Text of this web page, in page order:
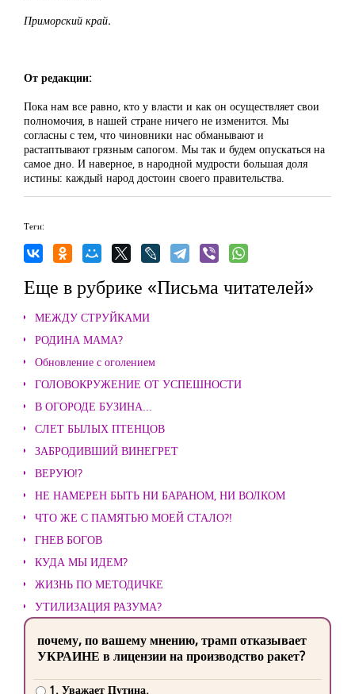
Приморский край.
От редакции:
Пока нам все равно, кто у власти и как он осуществляет свои
полномочия, в нашей стране ничего не изменится. Мы
согласны с тем, что чиновники нас обманывают и
растаптывают грязным сапогом. Мы так и будем опускаться на
самое дно. И наверное, в народной мудрости большая доля
истины: каждый народ достоин своего правительства.
Теги:
Еще в рубрике «Письма читателей»
МЕЖДУ СТРУЙКАМИ
РОДИНА МАМА?
Обновление с оголением
ГОЛОВОКРУЖЕНИЕ ОТ УСПЕШНОСТИ
В ОГОРОДЕ БУЗИНА...
СЛЕТ БЫЛЫХ ПТЕНЦОВ
ЗАБРОДИВШИЙ ВИНЕГРЕТ
ВЕРУЮ!?
НЕ НАМЕРЕН БЫТЬ НИ БАРАНОМ, НИ ВОЛКОМ
ЧТО ЖЕ С ПАМЯТЬЮ МОЕЙ СТАЛО?!
ГНЕВ БОГОВ
КУДА МЫ ИДЕМ?
ЖИЗНЬ ПО МЕТОДИЧКЕ
УТИЛИЗАЦИЯ РАЗУМА?
почему, по вашему мнению, трамп отказывает
УКРАИНЕ в лицензии на производство ракет?
1. Уважает Путина.